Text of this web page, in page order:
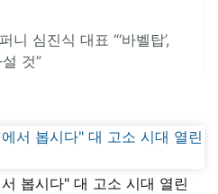
심진식 대표 “‘바벨탑’,
것”
봅시다" 대 고소 시대 열린